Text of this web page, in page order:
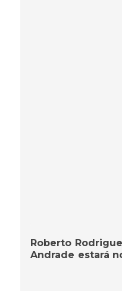
Roberto
Andrade estará